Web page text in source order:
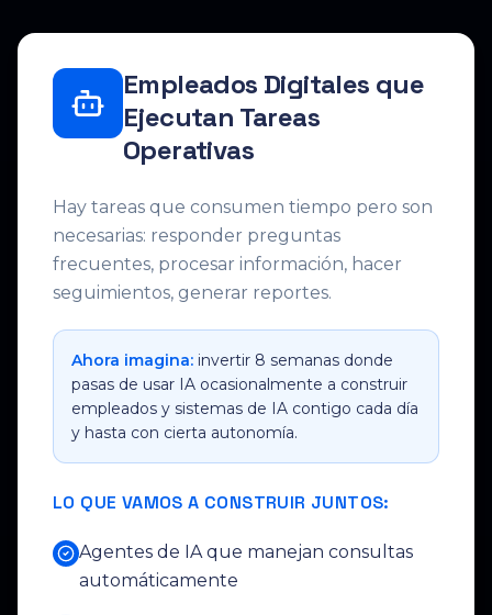
Empleados Digitales que
Ejecutan Tareas
Operativas
Hay tareas que consumen tiempo pero son
necesarias: responder preguntas
frecuentes, procesar información, hacer
seguimientos, generar reportes.
Ahora imagina: invertir 8 semanas donde
pasas de usar IA ocasionalmente a construir
empleados y sistemas de IA contigo cada día
y hasta con cierta autonomía.
LO QUE VAMOS A CONSTRUIR JUNTOS:
Agentes de IA que manejan consultas
automáticamente